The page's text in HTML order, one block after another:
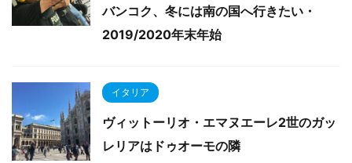
バンコク、冬には南の国へ行きたい・
2019/2020年末年始
イタリア
ヴィットーリオ・エマヌエーレ2世のガッ
レリアはドゥオーモの隣